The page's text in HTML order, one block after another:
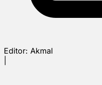
Editor: Akmal